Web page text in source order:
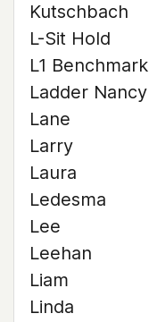
Kutschbach
L-Sit Hold
L1 Benchmark
Ladder Nancy
Lane
Larry
Laura
Ledesma
Lee
Leehan
Liam
Linda